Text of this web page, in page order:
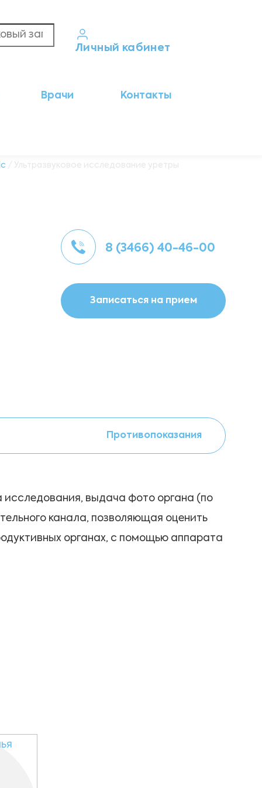
Личный кабинет
Врачи
Контакты
/ Ультразвуковое исследование уретры
8 (3466) 40-46-00
Записаться на прием
Противопоказания
исследования, выдача фото органа (по
канала, позволяющая оценить
органах, с помощью аппарата